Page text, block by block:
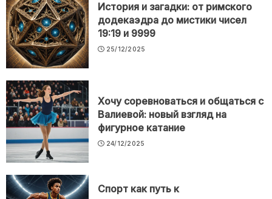
История и загадки: от римского
додекаэдра до мистики чисел
19:19 и 9999
25/12/2025
Хочу соревноваться и общаться с
Валиевой: новый взгляд на
фигурное катание
24/12/2025
Спорт как путь к